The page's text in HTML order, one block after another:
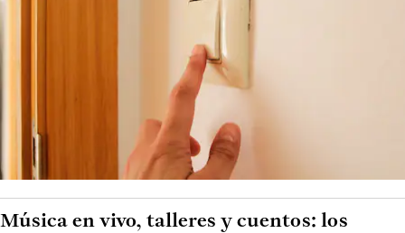
Música en vivo, talleres y cuentos: los